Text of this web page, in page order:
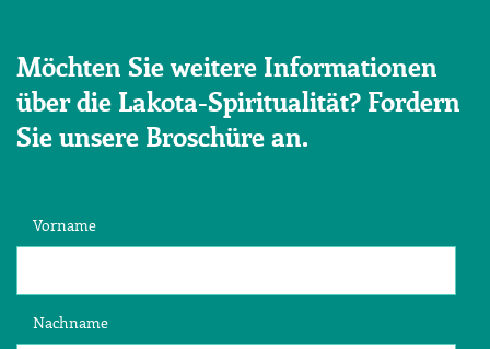
Möchten Sie weitere Informationen
über die Lakota-Spiritualität? Fordern
Sie unsere Broschüre an.
Vorname
Nachname